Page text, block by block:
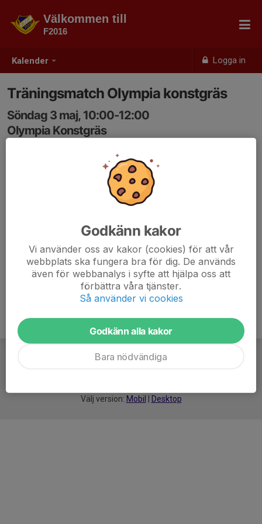
Kalender Logga in
Välkommen till
F2016
Träningsmatch Olympia konstgräs
Söndag 3 maj, 10:00-12:00
Olympia Konstgräs
Välj version: Mobil Desktop
Godkänn kakor
Vi använder oss av kakor (cookies) för att vår
webbplats ska fungera bra för dig. De används
även för webbanalys i syfte att hjälpa oss att
förbättra våra tjänster.
Så använder vi cookies
Godkänn alla kakor
Bara nödvändiga